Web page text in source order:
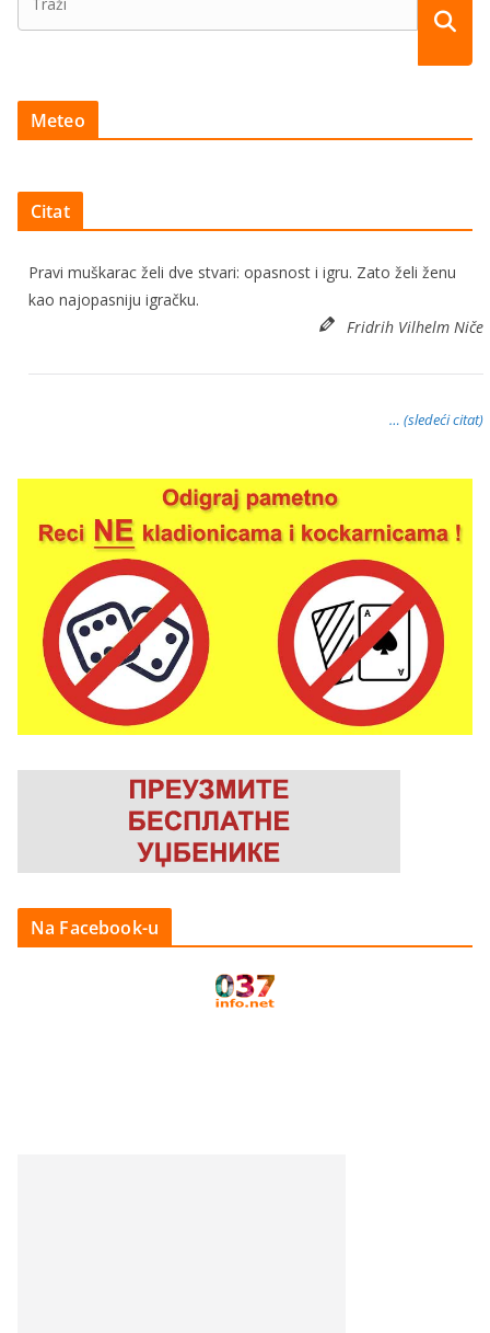
Meteo
Citat
Pravi muškarac želi dve stvari: opasnost i igru. Zato želi ženu
kao najopasniju igračku.
Fridrih Vilhelm Niče
… (sledeći citat)
Na Facebook-u